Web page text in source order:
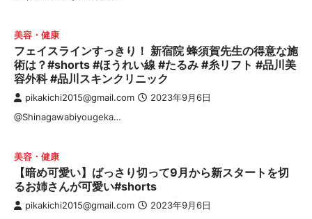
美容・健康
フェイスラインすっきり！ 新宿院 蜂須賀先生の得意な施
術は？#shorts #ほうれい線 #たるみ #糸リフト #品川美
容外科 #品川スキンクリニック
pikakichi2015@gmail.com 2023年9月6日
​@Shinagawabiyougeka…
美容・健康
【暗め可愛い】ばっさり切って9月から新スタートを切
るお姉さんが可愛い#shorts
pikakichi2015@gmail.com 2023年9月6日